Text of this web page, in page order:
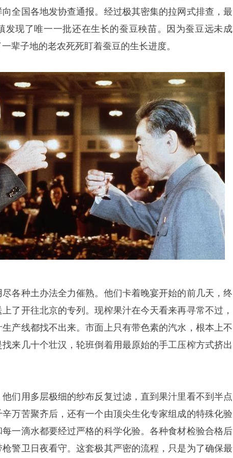
全国各地发协查通报。经过极其密集的拉网式排查，最
发现了唯一一批还在生长的蚕豆秧苗。因为蚕豆远未成
辈子地的老农死死盯着蚕豆的生长进度。
各种土办法全力催熟。他们卡着晚宴开始的前几天，终
了开往北京的专列。现榨果汁在今天看来再寻常不过，
产线都找不出来。市面上只有带色素的汽水，根本上不
来几十个壮汉，轮班倒着用最原始的手工压榨方式挤出
们用多层极细的纱布反复过滤，直到果汁里看不到半点
万苦聚齐后，还有一个由顶尖生化专家组成的特殊化验
一滴水都要经过严格的科学化验。各种食材检验合格后
警卫日夜看守。这套极其严密的流程，只是为了确保最